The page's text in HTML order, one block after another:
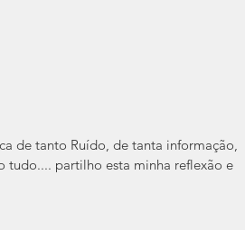
de tanto Ruído, de tanta informação,
tudo.... partilho esta minha reflexão e